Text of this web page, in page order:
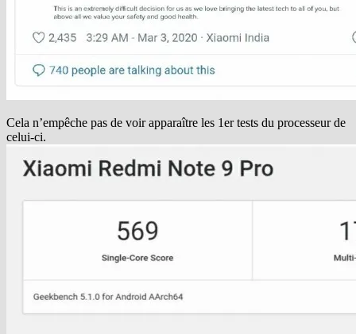
Cela n’empêche pas de voir apparaître les 1er tests du processeur de
celui-ci.